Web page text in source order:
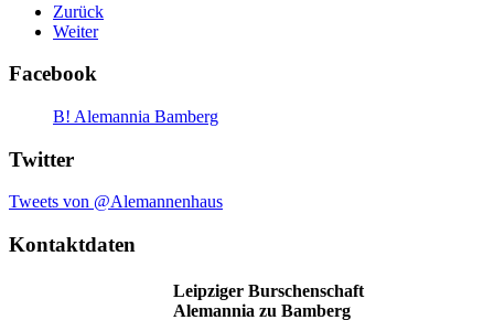
Zurück
Weiter
Facebook
B! Alemannia Bamberg
Twitter
Tweets von @Alemannenhaus
Kontaktdaten
Leipziger Burschenschaft
Alemannia zu Bamberg